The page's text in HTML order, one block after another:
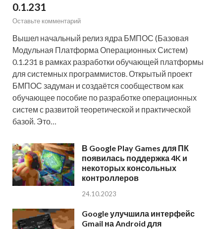
0.1.231
Оставьте комментарий
Вышел начальный релиз ядра БМПОС (Базовая
Модульная Платформа Операционных Систем)
0.1.231 в рамках разработки обучающей платформы
для системных программистов. Открытый проект
БМПОС задуман и создаётся сообществом как
обучающее пособие по разработке операционных
систем с развитой теоретической и практической
базой. Это…
В Google Play Games для ПК
появилась поддержка 4K и
некоторых консольных
контроллеров
24.10.2023
Google улучшила интерфейс
Gmail на Android для